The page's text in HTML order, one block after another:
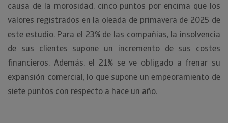
causa de la morosidad, cinco puntos por encima que los
valores registrados en la oleada de primavera de 2025 de
este estudio. Para el 23% de las compañías, la insolvencia
de sus clientes supone un incremento de sus costes
financieros. Además, el 21% se ve obligado a frenar su
expansión comercial, lo que supone un empeoramiento de
siete puntos con respecto a hace un año.